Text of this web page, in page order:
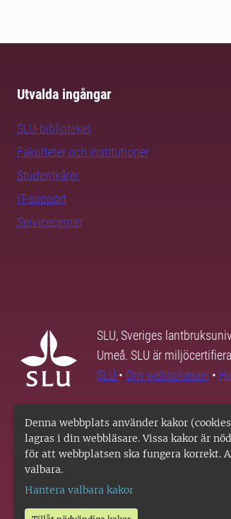
Denna webbplats använder kakor
lagras i din webbläsare. Vissa kakor är
för att webbplatsen ska fungera korrekt.
valbara.
Hantera valbara kakor
Utvalda ingångar
SLU-biblioteket
Fakulteter och institutioner
Studentkårer
IT-support
Servicecenter
SLU, Sveriges
Umeå. SLU är
SLU • Om webbplatsen •